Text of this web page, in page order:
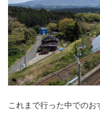
これまで行った中でのお